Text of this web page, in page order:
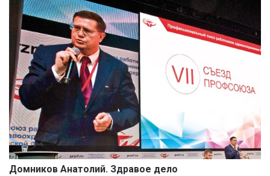
Домников Анатолий. Здравое дело